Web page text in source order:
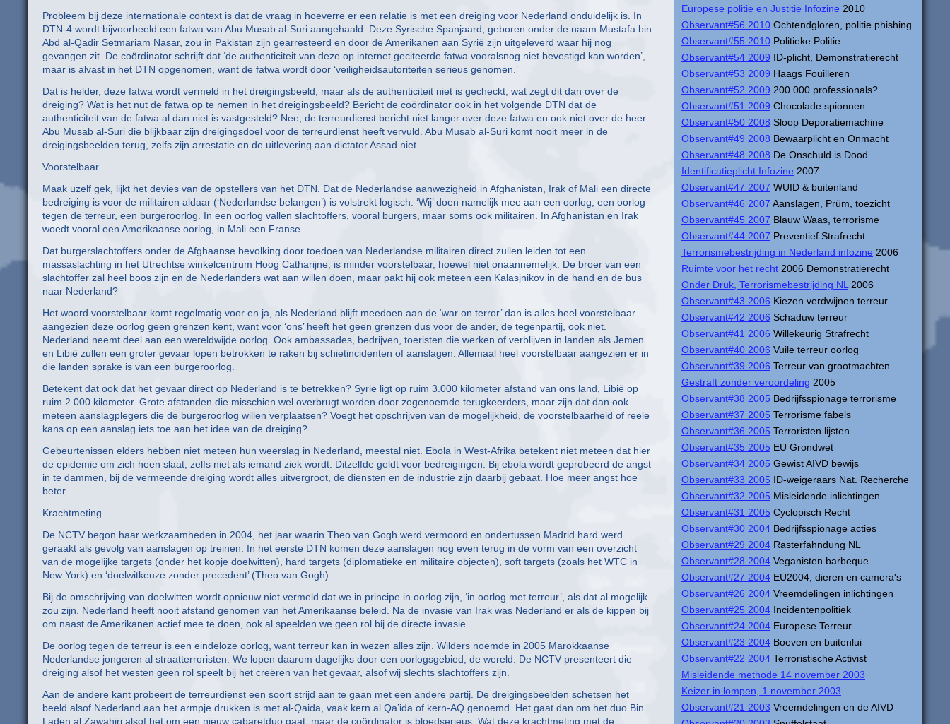
Europese politie en Justitie Infozine 2010
Observant#56 2010 Ochtendgloren, politie phishing
Observant#55 2010 Politieke Politie
Observant#54 2009 ID-plicht, Demonstratierecht
Observant#53 2009 Haags Fouilleren
Observant#52 2009 200.000 professionals?
Observant#51 2009 Chocolade spionnen
Observant#50 2008 Sloop Deporatiemachine
Observant#49 2008 Bewaarplicht en Onmacht
Observant#48 2008 De Onschuld is Dood
Identificatieplicht Infozine 2007
Observant#47 2007 WUID & buitenland
Observant#46 2007 Aanslagen, Prüm, toezicht
Observant#45 2007 Blauw Waas, terrorisme
Observant#44 2007 Preventief Strafrecht
Terrorismebestrijding in Nederland infozine 2006
Ruimte voor het recht 2006 Demonstratierecht
Onder Druk, Terrorismebestrijding NL 2006
Observant#43 2006 Kiezen verdwijnen terreur
Observant#42 2006 Schaduw terreur
Observant#41 2006 Willekeurig Strafrecht
Observant#40 2006 Vuile terreur oorlog
Observant#39 2006 Terreur van grootmachten
Gestraft zonder veroordeling 2005
Observant#38 2005 Bedrijfsspionage terrorisme
Observant#37 2005 Terrorisme fabels
Observant#36 2005 Terroristen lijsten
Observant#35 2005 EU Grondwet
Observant#34 2005 Gewist AIVD bewijs
Observant#33 2005 ID-weigeraars Nat. Recherche
Observant#32 2005 Misleidende inlichtingen
Observant#31 2005 Cyclopisch Recht
Observant#30 2004 Bedrijfsspionage acties
Observant#29 2004 Rasterfahndung NL
Observant#28 2004 Veganisten barbeque
Observant#27 2004 EU2004, dieren en camera's
Observant#26 2004 Vreemdelingen inlichtingen
Observant#25 2004 Incidentenpolitiek
Observant#24 2004 Europese Terreur
Observant#23 2004 Boeven en buitenlui
Observant#22 2004 Terroristische Activist
Misleidende methode 14 november 2003
Keizer in lompen, 1 november 2003
Observant#21 2003 Vreemdelingen en de AIVD
Probleem bij deze internationale context is dat de vraag in hoeverre er een relatie is met een dreiging voor Nederland onduidelijk is. In
DTN-4 wordt bijvoorbeeld een fatwa van Abu Musab al-Suri aangehaald. Deze Syrische Spanjaard, geboren onder de naam Mustafa bin
Abd al-Qadir Setmariam Nasar, zou in Pakistan zijn gearresteerd en door de Amerikanen aan Syrië zijn uitgeleverd waar hij nog
gevangen zit. De coördinator schrijft dat ‘de authenticiteit van deze op internet geciteerde fatwa vooralsnog niet bevestigd kan worden’,
maar is alvast in het DTN opgenomen, want de fatwa wordt door ‘veiligheidsautoriteiten serieus genomen.’
Dat is helder, deze fatwa wordt vermeld in het dreigingsbeeld, maar als de authenticiteit niet is gecheckt, wat zegt dit dan over de
dreiging? Wat is het nut de fatwa op te nemen in het dreigingsbeeld? Bericht de coördinator ook in het volgende DTN dat de
authenticiteit van de fatwa al dan niet is vastgesteld? Nee, de terreurdienst bericht niet langer over deze fatwa en ook niet over de heer
Abu Musab al-Suri die blijkbaar zijn dreigingsdoel voor de terreurdienst heeft vervuld. Abu Musab al-Suri komt nooit meer in de
dreigingsbeelden terug, zelfs zijn arrestatie en de uitlevering aan dictator Assad niet.
Voorstelbaar
Maak uzelf gek, lijkt het devies van de opstellers van het DTN. Dat de Nederlandse aanwezigheid in Afghanistan, Irak of Mali een directe
bedreiging is voor de militairen aldaar (‘Nederlandse belangen’) is volstrekt logisch. ‘Wij’ doen namelijk mee aan een oorlog, een oorlog
tegen de terreur, een burgeroorlog. In een oorlog vallen slachtoffers, vooral burgers, maar soms ook militairen. In Afghanistan en Irak
woedt vooral een Amerikaanse oorlog, in Mali een Franse.
Dat burgerslachtoffers onder de Afghaanse bevolking door toedoen van Nederlandse militairen direct zullen leiden tot een
massaslachting in het Utrechtse winkelcentrum Hoog Catharijne, is minder voorstelbaar, hoewel niet onaannemelijk. De broer van een
slachtoffer zal heel boos zijn en de Nederlanders wat aan willen doen, maar pakt hij ook meteen een Kalasjnikov in de hand en de bus
naar Nederland?
Het woord voorstelbaar komt regelmatig voor en ja, als Nederland blijft meedoen aan de ‘war on terror’ dan is alles heel voorstelbaar
aangezien deze oorlog geen grenzen kent, want voor ‘ons’ heeft het geen grenzen dus voor de ander, de tegenpartij, ook niet.
Nederland neemt deel aan een wereldwijde oorlog. Ook ambassades, bedrijven, toeristen die werken of verblijven in landen als Jemen
en Libië zullen een groter gevaar lopen betrokken te raken bij schietincidenten of aanslagen. Allemaal heel voorstelbaar aangezien er in
die landen sprake is van een burgeroorlog.
Betekent dat ook dat het gevaar direct op Nederland is te betrekken? Syrië ligt op ruim 3.000 kilometer afstand van ons land, Libië op
ruim 2.000 kilometer. Grote afstanden die misschien wel overbrugt worden door zogenoemde terugkeerders, maar zijn dat dan ook
meteen aanslagplegers die de burgeroorlog willen verplaatsen? Voegt het opschrijven van de mogelijkheid, de voorstelbaarheid of reële
kans op een aanslag iets toe aan het idee van de dreiging?
Gebeurtenissen elders hebben niet meteen hun weerslag in Nederland, meestal niet. Ebola in West-Afrika betekent niet meteen dat hier
de epidemie om zich heen slaat, zelfs niet als iemand ziek wordt. Ditzelfde geldt voor bedreigingen. Bij ebola wordt geprobeerd de angst
in te dammen, bij de vermeende dreiging wordt alles uitvergroot, de diensten en de industrie zijn daarbij gebaat. Hoe meer angst hoe
beter.
Krachtmeting
De NCTV begon haar werkzaamheden in 2004, het jaar waarin Theo van Gogh werd vermoord en ondertussen Madrid hard werd
geraakt als gevolg van aanslagen op treinen. In het eerste DTN komen deze aanslagen nog even terug in de vorm van een overzicht
van de mogelijke targets (onder het kopje doelwitten), hard targets (diplomatieke en militaire objecten), soft targets (zoals het WTC in
New York) en ‘doelwitkeuze zonder precedent’ (Theo van Gogh).
Bij de omschrijving van doelwitten wordt opnieuw niet vermeld dat we in principe in oorlog zijn, ‘in oorlog met terreur’, als dat al mogelijk
zou zijn. Nederland heeft nooit afstand genomen van het Amerikaanse beleid. Na de invasie van Irak was Nederland er als de kippen bij
om naast de Amerikanen actief mee te doen, ook al speelden we geen rol bij de directe invasie.
De oorlog tegen de terreur is een eindeloze oorlog, want terreur kan in wezen alles zijn. Wilders noemde in 2005 Marokkaanse
Nederlandse jongeren al straatterroristen. We lopen daarom dagelijks door een oorlogsgebied, de wereld. De NCTV presenteert die
dreiging alsof het westen geen rol speelt bij het creëren van het gevaar, alsof wij slechts slachtoffers zijn.
Aan de andere kant probeert de terreurdienst een soort strijd aan te gaan met een andere partij. De dreigingsbeelden schetsen het
beeld alsof Nederland aan het armpje drukken is met al-Qaida, vaak kern al Qa’ida of kern-AQ genoemd. Het gaat dan om het duo Bin
Laden al Zawahiri alsof het om een nieuw cabaretduo gaat, maar de coördinator is bloedserieus. Wat deze krachtmeting met de